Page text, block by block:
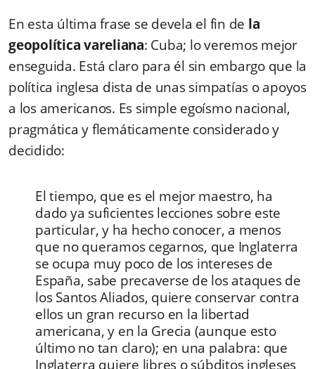
En esta última frase se devela el fin de la
geopolítica vareliana: Cuba; lo veremos mejor
enseguida. Está claro para él sin embargo que la
política inglesa dista de unas simpatías o apoyos
a los americanos. Es simple egoísmo nacional,
pragmática y flemáticamente considerado y
decidido:
El tiempo, que es el mejor maestro, ha
dado ya suficientes lecciones sobre este
particular, y ha hecho conocer, a menos
que no queramos cegarnos, que Inglaterra
se ocupa muy poco de los intereses de
España, sabe precaverse de los ataques de
los Santos Aliados, quiere conservar contra
ellos un gran recurso en la libertad
americana, y en la Grecia (aunque esto
último no tan claro); en una palabra: que
Inglaterra quiere libres o súbditos ingleses